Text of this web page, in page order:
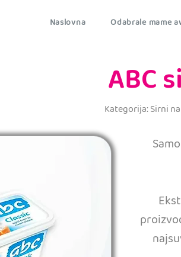
Naslovna Odabrale mame
ABC
Kategorija: Sirni